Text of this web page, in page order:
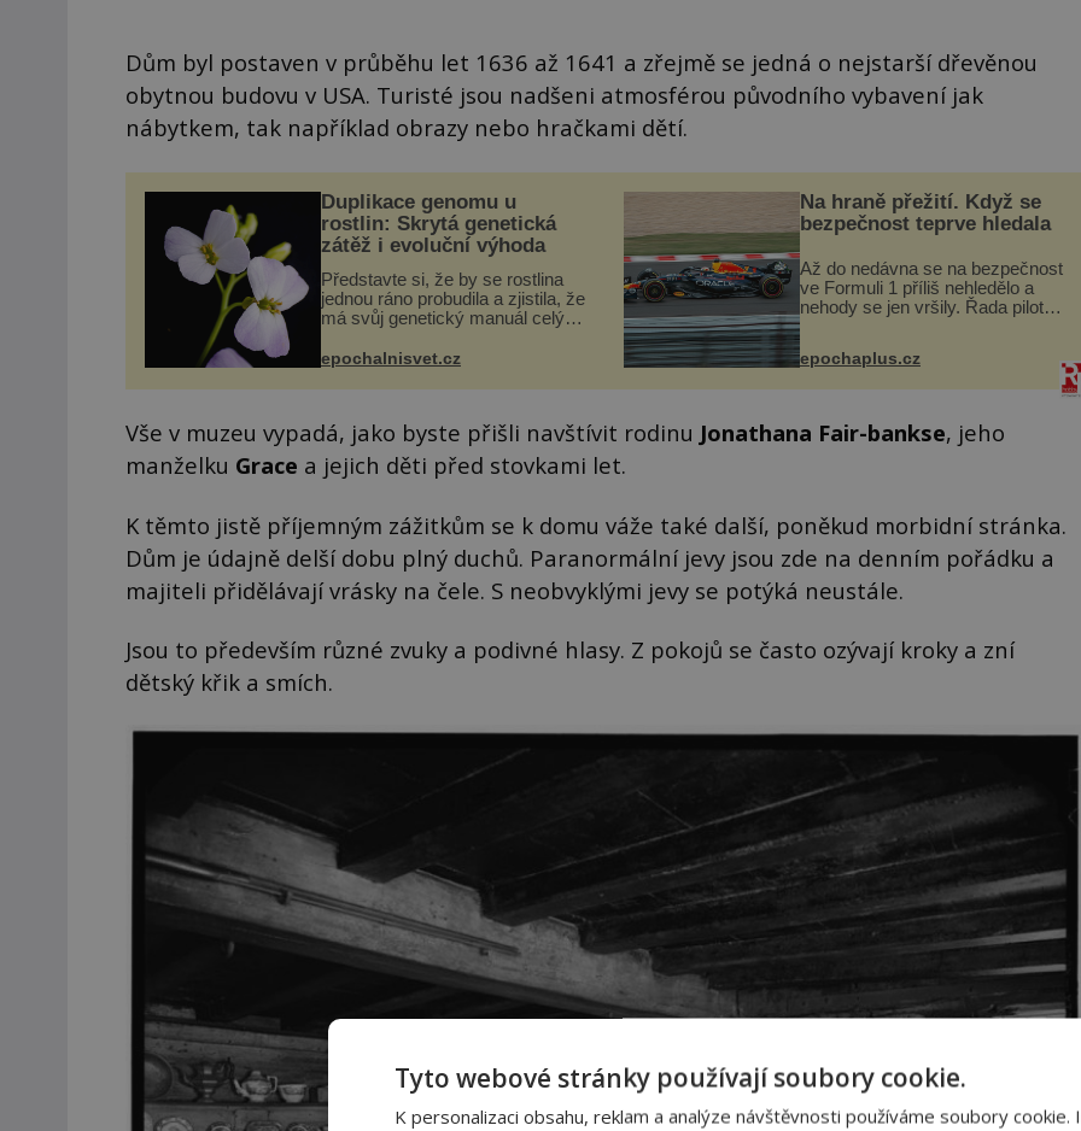
Dům byl postaven v průběhu let 1636 až 1641 a zřejmě se jedná o nejstarší dřevěnou
obytnou budovu v USA. Turisté jsou nadšeni atmosférou původního vybavení jak
nábytkem, tak například obrazy nebo hračkami dětí.
Duplikace genomu u
rostlin: Skrytá genetická
zátěž i evoluční výhoda
Představte si, že by se rostlina
jednou ráno probudila a zjistila, že
má svůj genetický manuál celý
přírodě stane – a podle nového
vstupenka...
epochalnisvet.cz
Na hraně přežití. Když se
bezpečnost teprve hledala
Až do nedávna se na bezpečnost
ve Formuli 1 příliš nehledělo a
nehody se jen vršily. Řada pilotů
i ztrátou života. Dnes
epochaplus.cz
Vše v muzeu vypadá, jako byste přišli navštívit rodinu Jonathana Fair-bankse, jeho
manželku Grace a jejich děti před stovkami let.
K těmto jistě příjemným zážitkům se k domu váže také další, poněkud morbidní stránka.
Dům je údajně delší dobu plný duchů. Paranormální jevy jsou zde na denním pořádku a
majiteli přidělávají vrásky na čele. S neobvyklými jevy se potýká neustále.
Jsou to především různé zvuky a podivné hlasy. Z pokojů se často ozývají kroky a zní
dětský křik a smích.
Tyto webové stránky používají soubory cookie.
K personalizaci obsahu, reklam a analýze návštěvnosti používáme soubory cookie.